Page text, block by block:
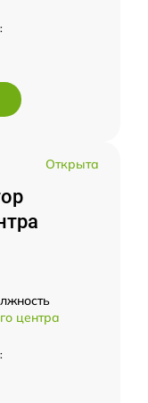
Открыта
центра